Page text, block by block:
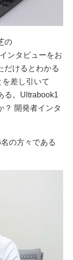
の
ンタビューをお
だけるとわかる
差し引いて
る。Ultrabook1
？ 開発者インタ
の方々である